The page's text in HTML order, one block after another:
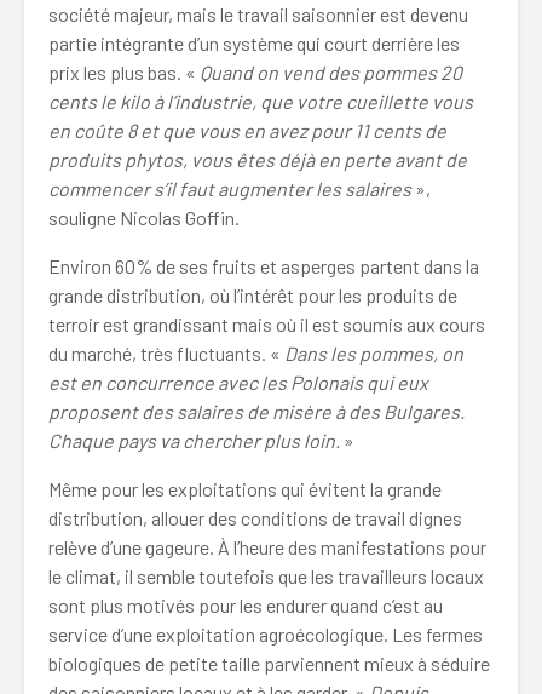
société majeur, mais le travail saisonnier est devenu
partie intégrante d’un système qui court derrière les
prix les plus bas. « Quand on vend des pommes 20
cents le kilo à l’industrie, que votre cueillette vous
en coûte 8 et que vous en avez pour 11 cents de
produits phytos, vous êtes déjà en perte avant de
commencer s’il faut augmenter les salaires»,
souligne Nicolas Goffin.
Environ 60% de ses fruits et asperges partent dans la
grande distribution, où l’intérêt pour les produits de
terroir est grandissant mais où il est soumis aux cours
du marché, très fluctuants. « Dans les pommes, on
est en concurrence avec les Polonais qui eux
proposent des salaires de misère à des Bulgares.
Chaque pays va chercher plus loin. »
Même pour les exploitations qui évitent la grande
distribution, allouer des conditions de travail dignes
relève d’une gageure. À l’heure des manifestations pour
le climat, il semble toutefois que les travailleurs locaux
sont plus motivés pour les endurer quand c’est au
service d’une exploitation agroécologique. Les fermes
biologiques de petite taille parviennent mieux à séduire